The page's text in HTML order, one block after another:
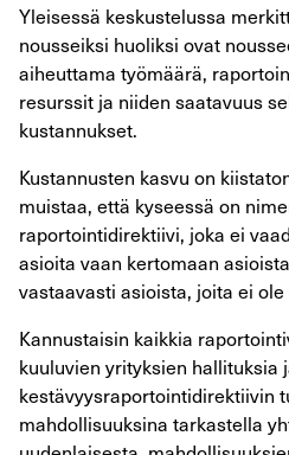
Yleisessä keskustelussa
nousseiksi huoliksi ovat
aiheuttama työmäärä,
resurssit ja niiden saatavuus
kustannukset.
Kustannusten kasvu on
muistaa, että kyseessä on
raportointidirektiivi, joka ei
asioita vaan kertomaan
vastaavasti asioista, joita ei ole
Kannustaisin kaikkia
kuuluvien yrityksien hallituksia
kestävyysraportointidirektiivin
mahdollisuuksina tarkastella